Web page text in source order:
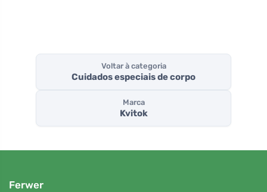
Voltar à categoria
Cuidados especiais de corpo
Marca
Kvitok
Ferwer